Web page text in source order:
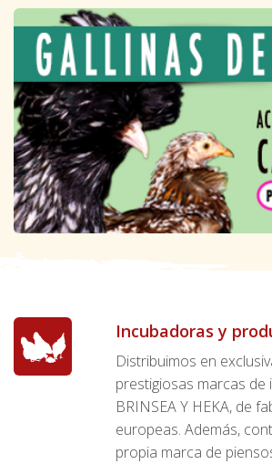
Incubadoras y
Distribuimos en
prestigiosas marcas de
BRINSEA Y HEKA, de
europeas. Además,
propia marca de